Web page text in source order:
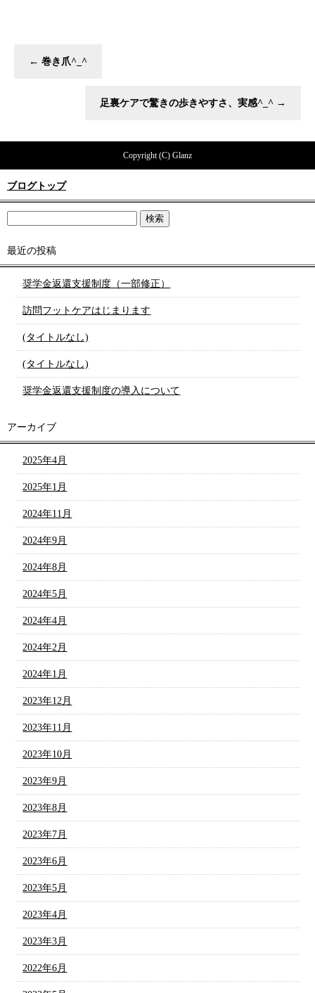
← 巻き爪^_^
足裏ケアで驚きの歩きやすさ、実感^_^ →
Copyright (C) Glanz
ブログトップ
最近の投稿
奨学金返還支援制度（一部修正）
訪問フットケアはじまります
(タイトルなし)
(タイトルなし)
奨学金返還支援制度の導入について
アーカイブ
2025年4月
2025年1月
2024年11月
2024年9月
2024年8月
2024年5月
2024年4月
2024年2月
2024年1月
2023年12月
2023年11月
2023年10月
2023年9月
2023年8月
2023年7月
2023年6月
2023年5月
2023年4月
2023年3月
2022年6月